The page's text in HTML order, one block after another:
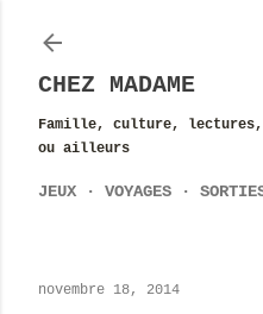
CHEZ MADAME
Famille, culture,
ou ailleurs
JEUX VOYAGES
novembre 18, 2014